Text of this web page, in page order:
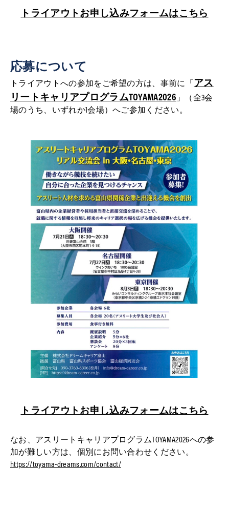
トライアウトお申し込みフォームはこちら
応募について
トライアウトへの参加をご希望の方は、事前に「アス
リートキャリアプログラムTOYAMA2026 」（全3会
場のうち、いずれか1会場）へご参加ください。
トライアウトお申し込みフォームはこちら
なお、アスリートキャリアプログラムTOYAMA2026への参
加が難しい方は、個別にお問い合わせください。
https://toyama-dreams.com/contact/